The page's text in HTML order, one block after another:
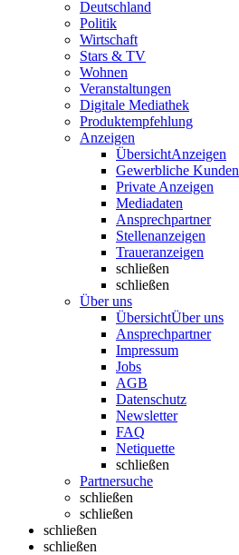
Deutschland
Politik
Wirtschaft
Stars & TV
Wohnen
Veranstaltungen
Digitale Mediathek
Produktempfehlung
Anzeigen
ÜbersichtAnzeigen
Gewerbliche Kunden
Private Anzeigen
Mediadaten
Ansprechpartner
Stellenanzeigen
Traueranzeigen
schließen
schließen
Über uns
ÜbersichtÜber uns
Ansprechpartner
Impressum
Jobs
AGB
Datenschutz
Newsletter
FAQ
Netiquette
schließen
Partnersuche
schließen
schließen
schließen
schließen